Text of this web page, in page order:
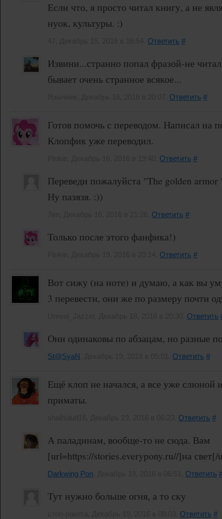
Если что, я просто читал книгу, а не
нуок, культуры. :)
Ответить #
Извини...странно попал фразой-не
бывает очень странное всякое...
Ответить #
Готов помочь с переводом. Написал на
Клопфик уже переводил.
Ответить #
Переведи пожалуйста "The golden armor
Ну пазязя. :))
Ответить #
Только после этого фанфика!)
Ответить #
Вот сижу (на ноте) и думаю, а как вы
3 перевести, они же по размеру почти
Ответить
Они одинаковы по абзацам, но разные
St@SyaN Ответить #
Ещё клоп не начался, а все уже слюной
приматы.
Ответить #
А паладинам, вообще-то не сюда. Вам
[url=https://stories.everypony.ru//]на
Darkwing Pon Ответить
Тут нужно больше огня, а то ску
Ответить #